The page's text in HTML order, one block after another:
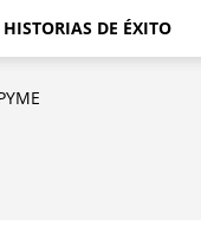
HISTORIAS DE ÉXITO